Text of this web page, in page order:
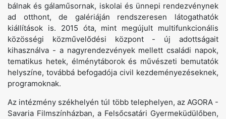
bálnak és gálaműsornak, iskolai és ünnepi rendezvénynek
ad otthont, de galériáján rendszeresen látogathatók
kiállítások is. 2015 óta, mint megújult multifunkcionális
közösségi közművelődési központ - új adottságait
kihasználva - a nagyrendezvények mellett családi napok,
tematikus hetek, élménytáborok és művészeti bemutatók
helyszíne, továbbá befogadója civil kezdeményezéseknek,
programoknak.
Az intézmény székhelyén túl több telephelyen, az AGORA -
Savaria Filmszínházban, a Felsőcsatári Gyermeküdülőben,